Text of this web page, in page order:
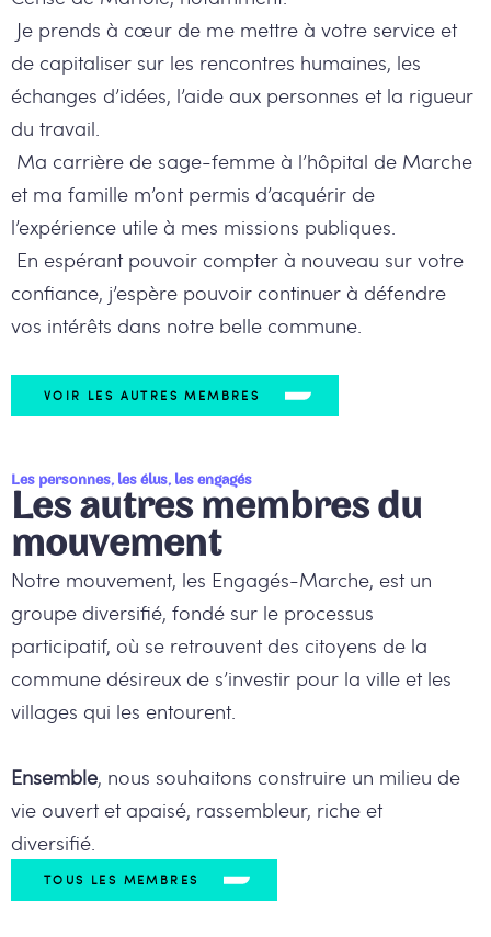
Je prends à cœur de me mettre à votre service et
de capitaliser sur les rencontres humaines, les
échanges d’idées, l’aide aux personnes et la rigueur
du travail.
Ma carrière de sage-femme à l’hôpital de Marche
et ma famille m’ont permis d’acquérir de
l’expérience utile à mes missions publiques.
En espérant pouvoir compter à nouveau sur votre
confiance, j’espère pouvoir continuer à défendre
vos intérêts dans notre belle commune.
VOIR LES AUTRES MEMBRES
Les personnes, les élus, les engagés
Les autres membres du
mouvement
Notre mouvement, les Engagés-Marche, est un
groupe diversifié, fondé sur le processus
participatif, où se retrouvent des citoyens de la
commune désireux de s’investir pour la ville et les
villages qui les entourent.
Ensemble, nous souhaitons construire un milieu de
vie ouvert et apaisé, rassembleur, riche et
diversifié.
TOUS LES MEMBRES